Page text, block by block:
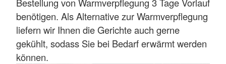
benötigen. Als Alternative zur Warmverpflegung
liefern wir Ihnen die Gerichte auch gerne
gekühlt, sodass Sie bei Bedarf erwärmt werden
können.